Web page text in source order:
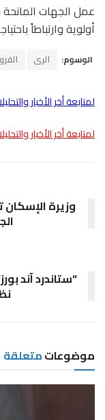
عمل الجهات
أولوية وارتباطاً
الوسوم: الرى
لمتابعة أخر الأخبار
لمتابعة أخر الأخبار
وزيرة
“ستاندرد آند
موضوعاتمتعلقة